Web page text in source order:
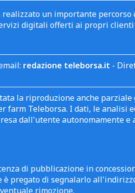
realizzato un importante percorso
digitali offerti ai propri
redazione teleborsa.it -
la riproduzione anche
farm Teleborsa. I dati, le analisi
dall'utente autonomamente e
di pubblicazione in
pregato di segnalarlo
rimozione.